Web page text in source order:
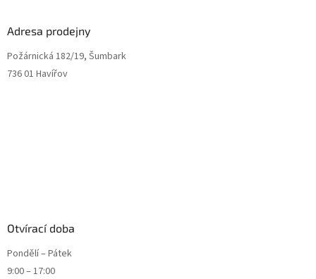
Adresa prodejny
Požárnická 182/19, Šumbark
736 01 Havířov
Otvírací doba
Pondělí – Pátek
9:00 – 17:00